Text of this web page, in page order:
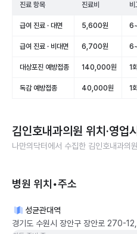
진료 항목 진료비 비
급여 진료 · 대면 5,600원
급여 진료 · 비대면 6,700원
대상포진 예방접종 140,000원 1
독감 예방접종 40,000원 1
김인호내과의원 위치·영업
나만의닥터에서 수집한 김인호내과의원
병원 위치•주소
성균관대역
경기도 수원시 장안구 장안로 270-